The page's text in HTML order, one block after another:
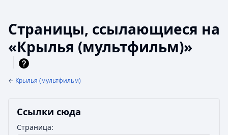
Страницы, ссылающиеся на
«Крылья (мультфильм)»
← Крылья (мультфильм)
Ссылки сюда
Страница: